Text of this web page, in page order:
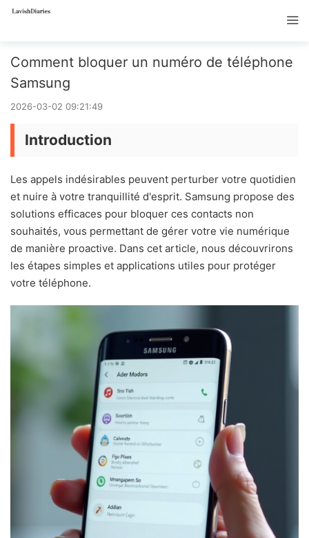
Comment bloquer un numéro de téléphone
Samsung
2026-03-02 09:21:49
Introduction
Les appels indésirables peuvent perturber votre quotidien
et nuire à votre tranquillité d'esprit. Samsung propose des
solutions efficaces pour bloquer ces contacts non
souhaités, vous permettant de gérer votre vie numérique
de manière proactive. Dans cet article, nous découvrirons
les étapes simples et applications utiles pour protéger
votre téléphone.